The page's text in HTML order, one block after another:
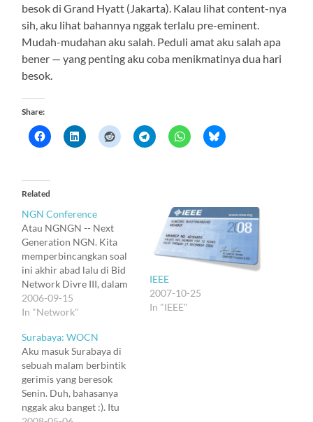
besok di Grand Hyatt (Jakarta). Kalau lihat content-nya
sih, aku lihat bahannya nggak terlalu pre-eminent.
Mudah-mudahan aku salah. Peduli amat aku salah apa
bener — yang penting aku coba menikmatinya dua hari
besok.
Share:
Related
NGN Conference
Atau NGNGN -- Next
Generation NGN. Kita
memperbincangkan soal
ini akhir abad lalu di Bid
Network Divre III, dalam
bentuk protocol bernama
Megaco. Dan kemudian
awal abad ini: Softswitch.
Akhirnya mereka
menemukan bentuk
bernama NGN, dan diulas
secara teknis di jurnal-
jurnal IEEE, dan sempat
2006-09-15
In "Network"
IEEE
2007-10-25
In "IEEE"
Surabaya: WOCN
Aku masuk Surabaya di
sebuah malam berbintik
gerimis yang beresok
Senin. Duh, bahasanya
nggak aku banget :). Itu